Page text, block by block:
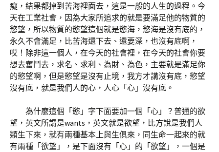
癡，結果都掉到苦海裡面去，這是一般的人生的過程。今
天在工業社會，因為大家所追求的就是要滿足他的物質的
慾望，所以物質的慾望這個就是慾海，慾海是沒有底的，
永久不會滿足，比苦海還下去、還要深，也沒有底啊，
哎！除非這一個人，在今天的社會裡，在今天的社會你要
想去奮鬥去，求名、求利、為財、為色，主要就是滿足你
的慾望啊，但是慾望是沒有止境，我方才講沒有底，慾望
沒有底，就是我們人的心，人心「心」沒有底。
為什麼這個「慾」字下面要加一個「心」？普通的欲
望，英文所謂是wants，英文就是欲望，比方說是我們人
類生下來，就有兩種基本上與生俱來，同生命一起來的就
有兩種「欲望」，是下面沒有「心」的「欲望」，一個是